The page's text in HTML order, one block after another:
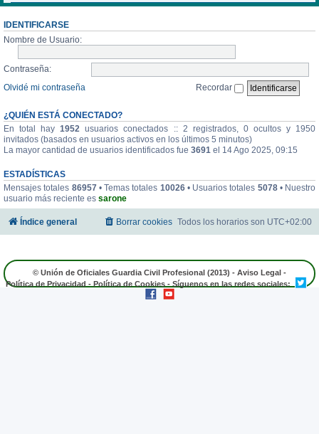
IDENTIFICARSE
Nombre de Usuario:
Contraseña:
Olvidé mi contraseña
Recordar
¿QUIÉN ESTÁ CONECTADO?
En total hay1952 usuarios conectados :: 2 registrados, 0 ocultos y 1950
invitados (basados en usuarios activos en los últimos 5 minutos)
La mayor cantidad de usuarios identificados fue 3691 el 14 Ago 2025, 09:15
ESTADÍSTICAS
Mensajes totales 86957• Temas totales 10026• Usuarios totales 5078• Nuestro
usuario más reciente es sarone
Índice general Todos los horarios son UTC+02:00
Borrar cookies
© Unión de Oficiales Guardia Civil Profesional (2013) - Aviso Legal -
Política de Privacidad - Política de Cookies - Síguenos en las redes sociales: